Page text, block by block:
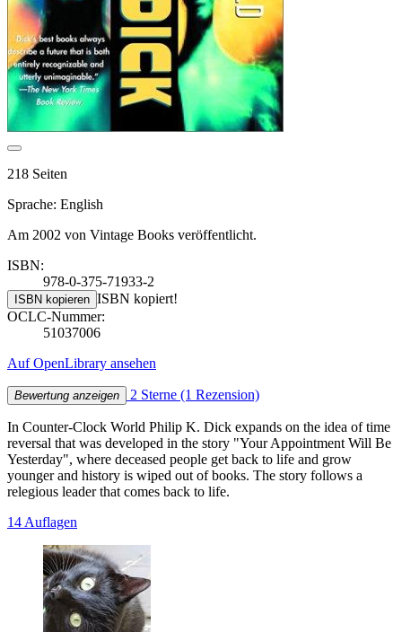
218 Seiten
Sprache: English
Am 2002 von Vintage Books veröffentlicht.
ISBN:
978-0-375-71933-2
ISBN kopieren ISBN kopiert!
OCLC-Nummer:
51037006
Auf OpenLibrary ansehen
Bewertung anzeigen 2 Sterne (1 Rezension)
In Counter-Clock World Philip K. Dick expands on the idea of time
reversal that was developed in the story "Your Appointment Will Be
Yesterday", where deceased people get back to life and grow
younger and history is wiped out of books. The story follows a
relegious leader that comes back to life.
14 Auflagen